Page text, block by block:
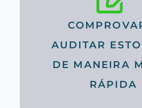
AUDITAR
DE MANEIRA
RÁPIDA